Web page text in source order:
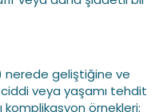
nerede geliştiğine ve
veya yaşamı tehdit
örnekleri: